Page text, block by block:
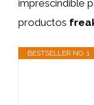
imprescindible
productos
BESTSELLER NO. 1